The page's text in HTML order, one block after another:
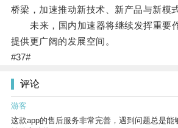
桥梁，加速推动新技术、新产品与新模
未来，国内加速器将继续发挥重要
提供更广阔的发展空间。
#37#
评论
游客
这款app的售后服务非常完善，遇到问题总是能